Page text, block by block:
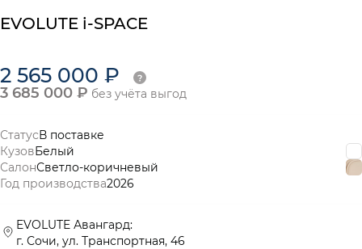
EVOLUTE i-SPACE
2 565 000 ₽
3 685 000 ₽ без учёта выгод
СтатусВ поставке
КузовБелый
СалонСветло-коричневый
Год производства2026
EVOLUTE Авангард:
г. Сочи, ул. Транспортная, 46